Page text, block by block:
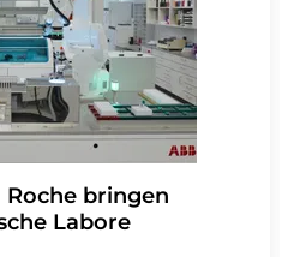
bringen
Labore